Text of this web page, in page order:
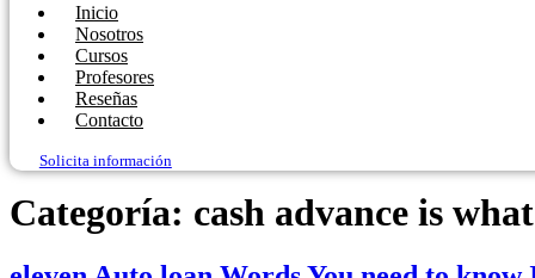
Inicio
Nosotros
Cursos
Profesores
Reseñas
Contacto
Solicita información
Categoría: cash advance is what